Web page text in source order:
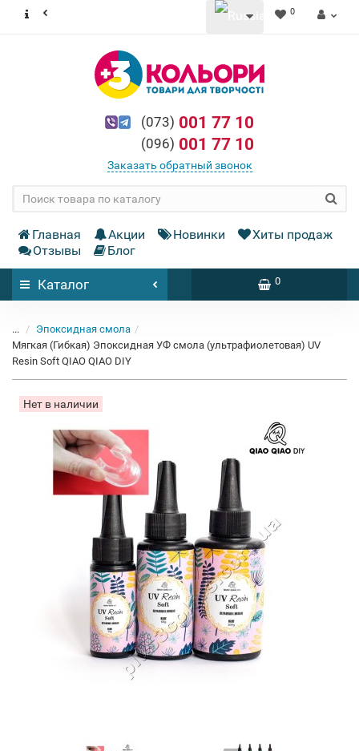
0
(073) 001 77 10
(096) 001 77 10
Заказать обратный звонок
Главная Акции Новинки
Хиты продаж
Отзывы
Блог
Каталог 0
...
Эпоксидная смола
Мягкая (Гибкая) Эпоксидная УФ смола (ультрафиолетовая) UV
Resin Soft QIAO QIAO DIY
Нет в наличии